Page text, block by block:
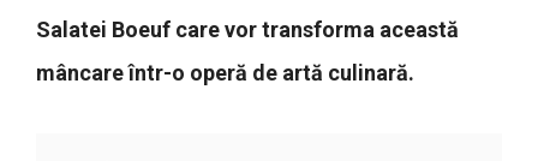
Salatei Boeuf care vor transforma această
mâncare într-o operă de artă culinară.